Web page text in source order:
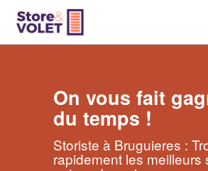
On vous fait
du temps !
Storiste à Bruguieres :
rapidement les meilleurs